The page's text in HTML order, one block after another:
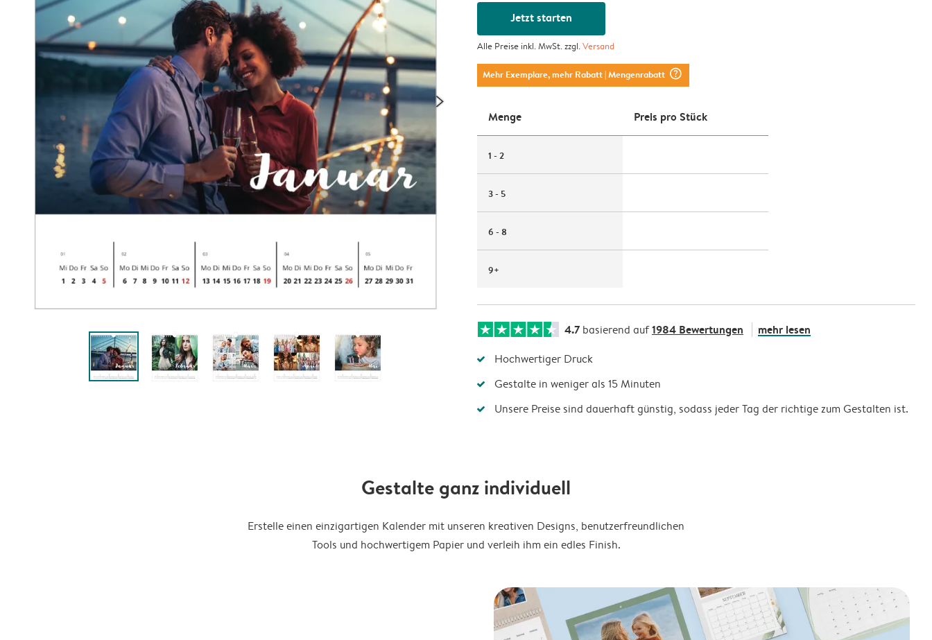
Jetzt starten
Alle Preise inkl. MwSt. zzgl.Versand
Mehr Exemplare, mehr Rabatt| Mengenrabatt question_mark_circle
Menge Preis pro Stück
1 - 2
3 - 5
6 - 8
9+
4.7 basierend auf1984 Bewertungen mehr lesen
Hochwertiger Druck
Gestalte in weniger als 15 Minuten
Unsere Preise sind dauerhaft günstig, sodass jeder Tag der richtige zum Gestalten ist.
Gestalte ganz individuell
Erstelle einen einzigartigen Kalender mit unseren kreativen Designs, benutzerfreundlichen
Tools und hochwertigem Papier und verleih ihm ein edles Finish.